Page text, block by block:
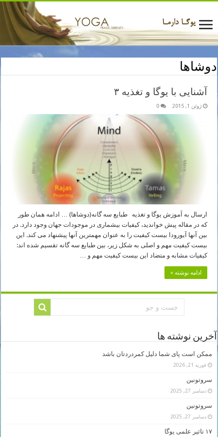
دوشاها
آشنایی با یوگا و تغذیه ۳
ژوئن 1, 2015 0
ارسال به آموزش یوگا و تغذیه طبایع سه گانه(دوشاها) … ادامه همان طور
که در مقاله پیش خواندید، کیفیات بیشماری در موجودات جهان وجود دارد. در
بین آنها آیورودا بیست کیفیت را به عنوان مهمترین آنها پیشنهاد می کند. این
بیست کیفیت مهم و اصلی به شکل زیر، بین طبایع سه گانه تقسیم شده اند:
کیفیات مشابه و متضاد این بیست کیفیت مهم و …
ادامه نوشته »
آخرین نوشته ها
ممکن است پای شما دلیل کمردردتان باشد
فوریه 21, 2026
سروتونین
دسامبر 27, 2025
سروتونین
دسامبر 27, 2025
۱۷ تاثیر علمی یوگا